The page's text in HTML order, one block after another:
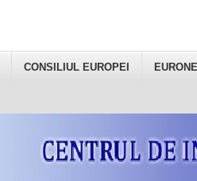
CONSILIUL EUROPEI